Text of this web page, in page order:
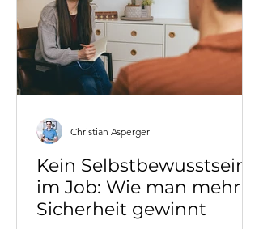
Therapie, IFS).
Kein Selbstbewusstsein
im Job: Wie man mehr
Sicherheit gewinnt
Christian Asperger